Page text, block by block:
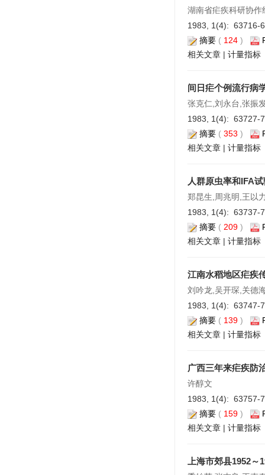
湖南省疟疾科研协作
1983, 1(4): 63716-
摘要 ( 124 )
相关文章 | 计量指标
间日疟个例流行病
张克仁,刘永台,张振
1983, 1(4): 63727-
摘要 ( 353 )
相关文章 | 计量指标
人群原虫率和IFA
郑昆生,周兆明,王以
1983, 1(4): 63737-
摘要 ( 209 )
相关文章 | 计量指标
江南水稻地区疟疾
刘吟龙,吴开琛,关德
1983, 1(4): 63747-
摘要 ( 139 )
相关文章 | 计量指标
广西三年来疟疾防
许醇文
1983, 1(4): 63757-
摘要 ( 159 )
相关文章 | 计量指标
上海市郊县1952